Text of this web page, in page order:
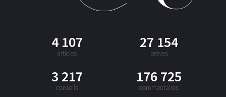
4 107
articles
27 154
brèves
3 217
conseils
176 725
commentaires